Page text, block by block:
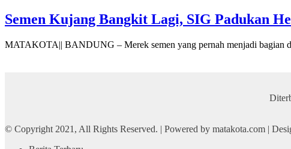
Semen Kujang Bangkit Lagi, SIG Padukan
MATAKOTA|| BANDUNG – Merek semen yang pernah menjadi bagian
© Copyright 2021, All Rights Reserved. | Powered by matakota.com |